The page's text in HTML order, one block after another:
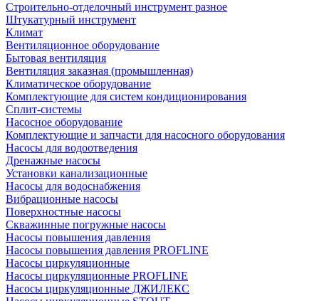
Строительно-отделочный инструмент разное
Штукатурный инструмент
Климат
Вентиляционное оборудование
Бытовая вентиляция
Вентиляция заказная (промышленная)
Климатическое оборудование
Комплектующие для систем кондиционирования
Сплит-системы
Насосное оборудование
Комплектующие и запчасти для насосного оборудования
Насосы для водоотведения
Дренажные насосы
Установки канализационные
Насосы для водоснабжения
Вибрационные насосы
Поверхностные насосы
Скважинные погружные насосы
Насосы повышения давления
Насосы повышения давления PROFLINE
Насосы циркуляционные
Насосы циркуляционные PROFLINE
Насосы циркуляционные ДЖИЛЕКС